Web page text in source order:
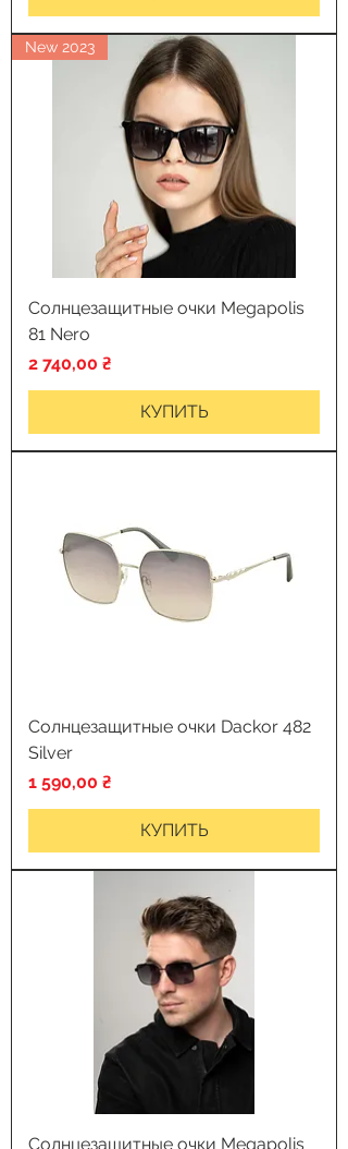
New 2023
Солнцезащитные очки Megapolis
81 Nero
Цена
2 740,00 ₴
КУПИТЬ
Солнцезащитные очки Dackor 482
Silver
Цена
1 590,00 ₴
КУПИТЬ
Солнцезащитные очки Megapolis